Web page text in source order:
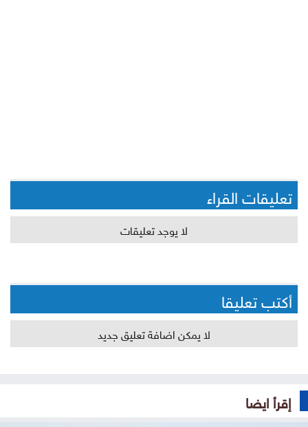
تعليقات القراء
لا يوجد تعليقات
أكتب تعليقا
لا يمكن اضافة تعليق جديد
إقرأ ايضا